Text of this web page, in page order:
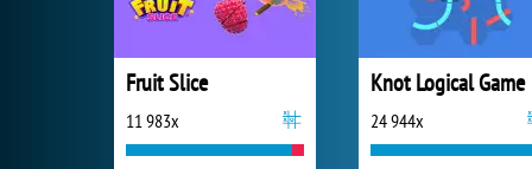
Fruit Slice
11 983x
Knot Logical Game
24 944x